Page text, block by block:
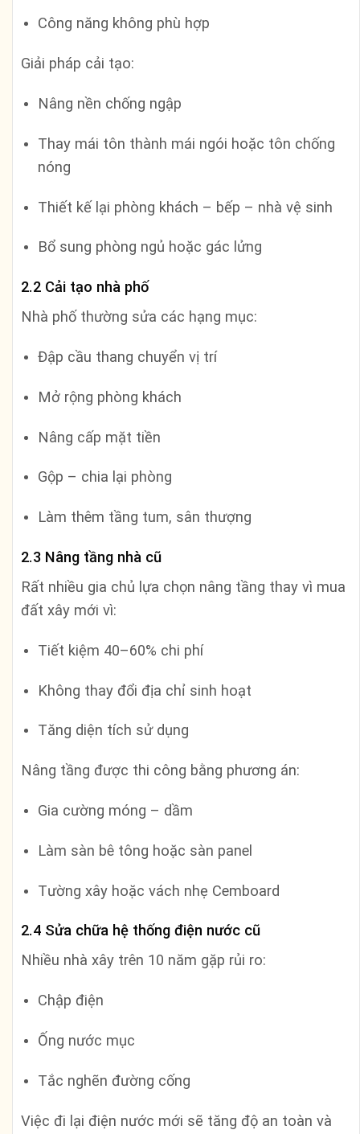
Công năng không phù hợp
Giải pháp cải tạo:
Nâng nền chống ngập
Thay mái tôn thành mái ngói hoặc tôn chống
nóng
Thiết kế lại phòng khách – bếp – nhà vệ sinh
Bổ sung phòng ngủ hoặc gác lửng
2.2 Cải tạo nhà phố
Nhà phố thường sửa các hạng mục:
Đập cầu thang chuyển vị trí
Mở rộng phòng khách
Nâng cấp mặt tiền
Gộp – chia lại phòng
Làm thêm tầng tum, sân thượng
2.3 Nâng tầng nhà cũ
Rất nhiều gia chủ lựa chọn nâng tầng thay vì mua
đất xây mới vì:
Tiết kiệm 40–60% chi phí
Không thay đổi địa chỉ sinh hoạt
Tăng diện tích sử dụng
Nâng tầng được thi công bằng phương án:
Gia cường móng – dầm
Làm sàn bê tông hoặc sàn panel
Tường xây hoặc vách nhẹ Cemboard
2.4 Sửa chữa hệ thống điện nước cũ
Nhiều nhà xây trên 10 năm gặp rủi ro:
Chập điện
Ống nước mục
Tắc nghẽn đường cống
Việc đi lại điện nước mới sẽ tăng độ an toàn và